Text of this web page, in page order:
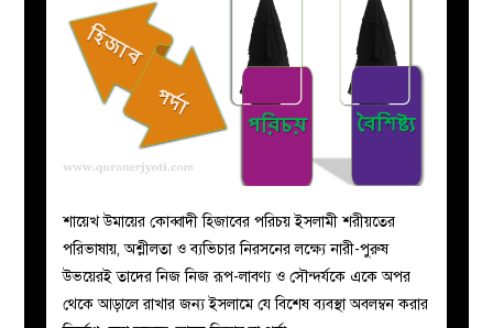
শায়েখ উমায়ের কোব্বাদী হিজাবের পরিচয় ইসলামী শরীয়তের
পরিভাষায়, অশ্লীলতা ও ব্যভিচার নিরসনের লক্ষ্যে নারী-পুরুষ
উভয়েরই তাদের নিজ নিজ রূপ-লাবণ্য ও সৌন্দর্যকে একে অপর
থেকে আড়ালে রাখার জন্য ইসলামে যে বিশেষ ব্যবস্থা অবলম্বন করার